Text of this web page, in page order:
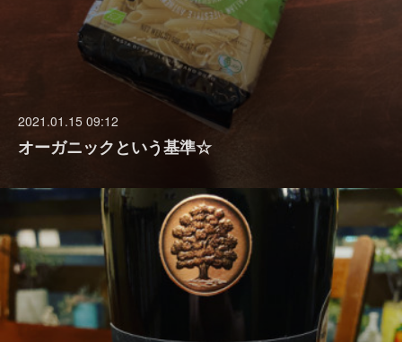
2021.01.15 09:12
オーガニックという基準☆